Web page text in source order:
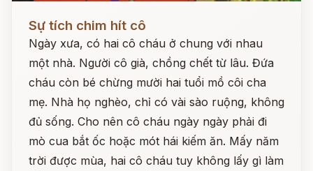
Sự tích chim hít cô
Ngày xưa, có hai cô cháu ở chung với nhau
một nhà. Người cô già, chồng chết từ lâu. Đứa
cháu còn bé chừng mười hai tuổi mồ côi cha
mẹ. Nhà họ nghèo, chỉ có vài sào ruộng, không
đủ sống. Cho nên cô cháu ngày ngày phải đi
mò cua bắt ốc hoặc mót hái kiếm ăn. Mấy năm
trời được mùa, hai cô cháu tuy không lấy gì làm